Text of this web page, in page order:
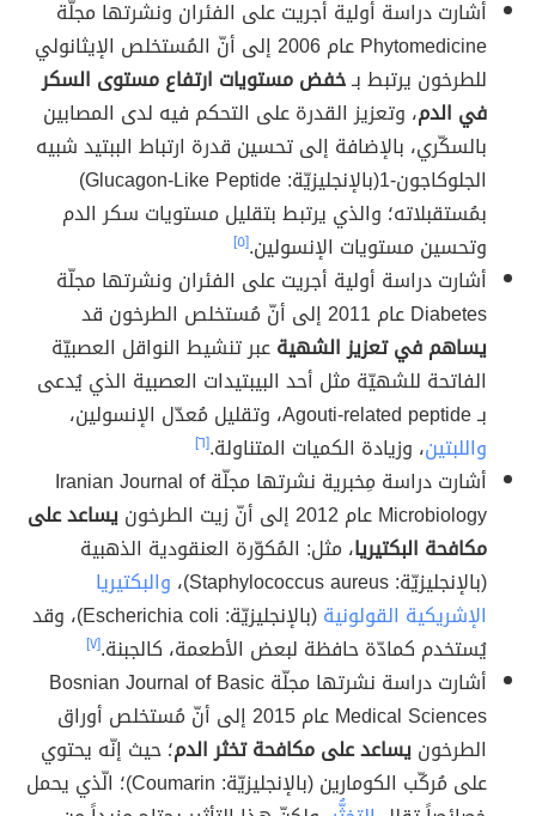
أشارت دراسة أولية أجريت على الفئران ونشرتها مجلّة
Phytomedicine عام 2006 إلى أنّ المُستخلص الإيثانولي
للطرخون يرتبط بـخفض مستويات ارتفاع مستوى السكر
في الدم، وتعزيز القدرة على التحكم فيه لدى المصابين
بالسكّري، بالإضافة إلى تحسين قدرة ارتباط الببتيد شبيه
الجلوكاجون-1(بالإنجليزيّة: Glucagon-Like Peptide)
بمُستقبلاته؛ والذي يرتبط بتقليل مستويات سكر الدم
وتحسين مستويات الإنسولين.[٥]
أشارت دراسة أولية أجريت على الفئران ونشرتها مجلّة
Diabetes عام 2011 إلى أنّ مُستخلص الطرخون قد
يساهم في تعزيز الشهيةعبر تنشيط النواقل العصبيّة
الفاتحة للشهيّة مثل أحد البيبتيدات العصبية الذي يُدعى
بـ Agouti-related peptide، وتقليل مُعدّل الإنسولين،
واللبتين، وزيادة الكميات المتناولة.[٦]
أشارت دراسة مِخبرية نشرتها مجلّة Iranian Journal of
Microbiology عام 2012 إلى أنّ زيت الطرخون
يساعد على
مكافحة البكتيريا، مثل: المُكوّرة العنقودية الذهبية
(بالإنجليزيّة: Staphylococcus aureus)،
والبكتيريا
الإشريكية القولونية
(بالإنجليزيّة: Escherichia coli)، وقد
يُستخدم كمادّة حافظة لبعض الأطعمة، كالجبنة.[٧]
أشارت دراسة نشرتها مجلّة Bosnian Journal of Basic
Medical Sciences عام 2015 إلى أنّ مُستخلص أوراق
الطرخونيساعد على مكافحة تخثر الدم؛ حيث إنّه يحتوي
على مُركّب الكومارين (بالإنجليزيّة: Coumarin)؛ الّذي يحمل